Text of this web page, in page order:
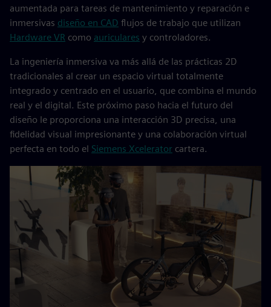
aumentada para tareas de mantenimiento y reparación e
inmersivas diseño en CAD flujos de trabajo que utilizan
Hardware VR como auriculares y controladores.
La ingeniería inmersiva va más allá de las prácticas 2D
tradicionales al crear un espacio virtual totalmente
integrado y centrado en el usuario, que combina el mundo
real y el digital. Este próximo paso hacia el futuro del
diseño le proporciona una interacción 3D precisa, una
fidelidad visual impresionante y una colaboración virtual
perfecta en todo el Siemens Xcelerator cartera.